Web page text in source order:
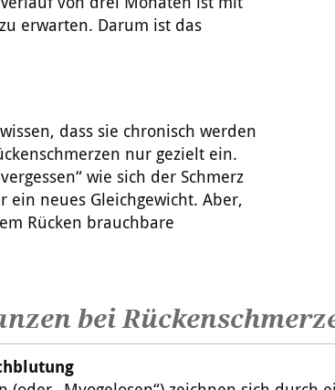
erwarten. Darum ist das
dass sie chronisch werden
nur gezielt ein.
wie sich der Schmerz
ein neues Gleichgewicht. Aber,
Rücken brauchbare
bei